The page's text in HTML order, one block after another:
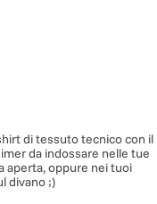
di tessuto tecnico con il
da indossare nelle tue
aperta, oppure nei tuoi
divano ;)